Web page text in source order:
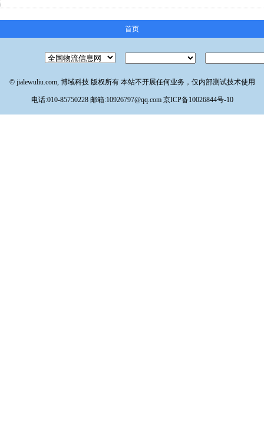
首页
© jialewuliu.com, 博域科技 版权所有 本站不开展任何业务，仅内部测试技术使用
电话:010-85750228 邮箱:10926797@qq.com 京ICP备10026844号-10